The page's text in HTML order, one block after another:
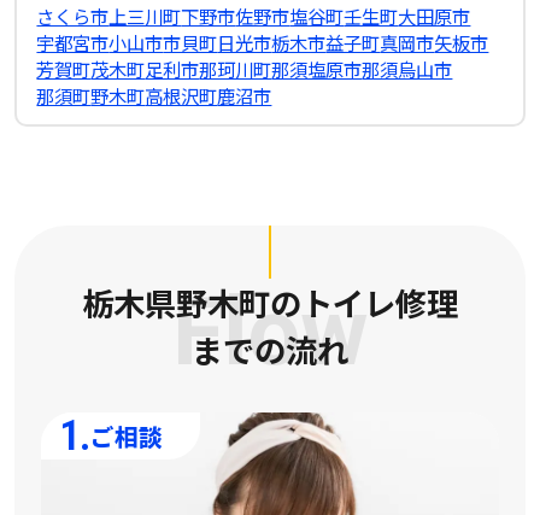
さくら市 上三川町下野市佐野市塩谷町壬生町大田原市
宇都宮市小山市市貝町日光市栃木市益子町真岡市矢板市
芳賀町茂木町足利市那珂川町那須塩原市那須烏山市
那須町野木町高根沢町鹿沼市
栃木県野木町のトイレ修理
までの流れ
Flow
1.ご相談